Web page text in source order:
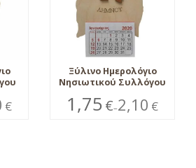
€
Ξύλινο Ημερολόγιο
Νησιωτικού Συλλόγου
1,75 €–2,10 €